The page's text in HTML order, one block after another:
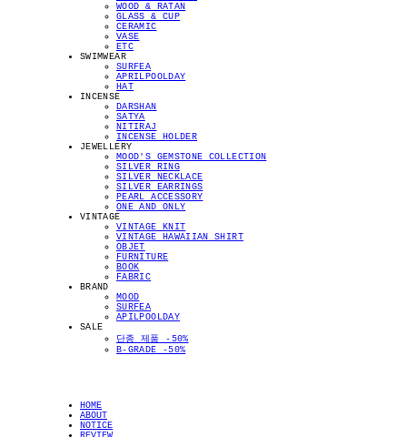
WOOD & RATAN
GLASS & CUP
CERAMIC
VASE
ETC
SWIMWEAR
SURFEA
APRILPOOLDAY
HAT
INCENSE
DARSHAN
SATYA
NITIRAJ
INCENSE HOLDER
JEWELLERY
MOOD'S GEMSTONE COLLECTION
SILVER RING
SILVER NECKLACE
SILVER EARRINGS
PEARL ACCESSORY
ONE AND ONLY
VINTAGE
VINTAGE KNIT
VINTAGE HAWAIIAN SHIRT
OBJET
FURNITURE
BOOK
FABRIC
BRAND
MOOD
SURFEA
APILPOOLDAY
SALE
단종 제품 -50%
B-GRADE -50%
HOME
ABOUT
NOTICE